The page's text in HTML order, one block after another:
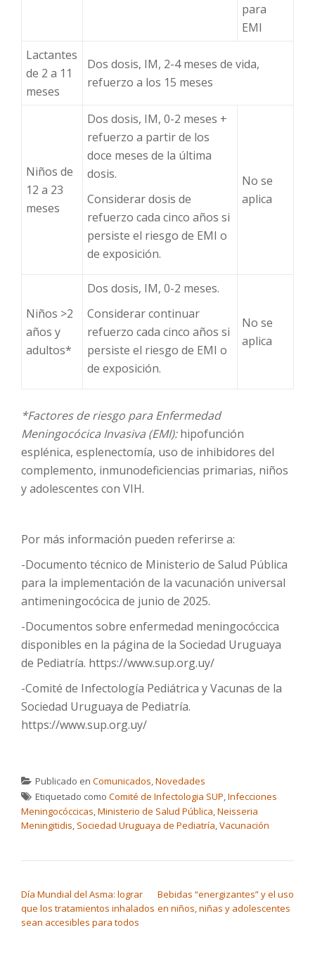
para
EMI
Lactantes
de 2 a 11
meses
Dos dosis, IM, 2-4 meses de vida,
refuerzo a los 15 meses
Niños de
12 a 23
meses
Dos dosis, IM, 0-2 meses +
refuerzo a partir de los
doce meses de la última
dosis.
Considerar dosis de
refuerzo cada cinco años si
persiste el riesgo de EMI o
de exposición.
No se
aplica
Niños >2
años y
adultos*
Dos dosis, IM, 0-2 meses.
Considerar continuar
refuerzo cada cinco años si
persiste el riesgo de EMI o
de exposición.
No se
aplica
*Factores de riesgo para Enfermedad
Meningocócica Invasiva (EMI):hipofunción
esplénica, esplenectomía, uso de inhibidores del
complemento, inmunodeficiencias primarias, niños
y adolescentes con VIH.
Por más información pueden referirse a:
-Documento técnico de Ministerio de Salud Pública
para la implementación de la vacunación universal
antimeningocócica de junio de 2025.
-Documentos sobre enfermedad meningocóccica
disponibles en la página de la Sociedad Uruguaya
de Pediatría. https://www.sup.org.uy/
-Comité de Infectología Pediátrica y Vacunas de la
Sociedad Uruguaya de Pediatría.
https://www.sup.org.uy/
Publicado en Comunicados,Novedades
Etiquetado como Comité de Infectologia SUP,Infecciones
Meningocóccicas,Ministerio de Salud Pública,Neisseria
Meningitidis, Sociedad Uruguaya de Pediatría,Vacunación
Día Mundial del Asma: lograr
que los tratamientos inhalados
sean accesibles para todos
Bebidas “energizantes” y el uso
en niños, niñas y adolescentes